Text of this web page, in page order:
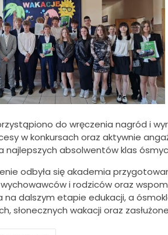
do wręczenia nagród i
w konkursach oraz aktywnie
najlepszych absolwentów klas
odbyła się akademia
i rodziców oraz
na dalszym etapie edukacji, a
słonecznych wakacji oraz